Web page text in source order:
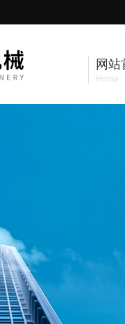
网站
Home